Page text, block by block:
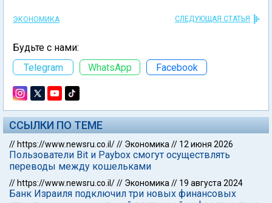
ЭКОНОМИКА СЛЕДУЮЩАЯ СТАТЬЯ
Будьте с нами:
Telegram
WhatsApp Facebook
ССЫЛКИ ПО ТЕМЕ
// https://www.newsru.co.il/// Экономика // 12 июня 2026
Пользователи Bit и Paybox смогут осуществлять
переводы между кошельками
// https://www.newsru.co.il/// Экономика // 19 августа 2024
Банк Израиля подключил три новых финансовых